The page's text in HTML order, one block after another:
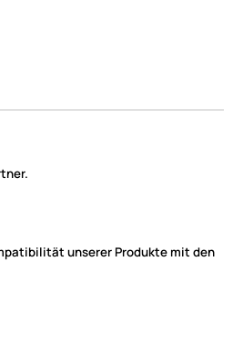
unserer Produkte mit den